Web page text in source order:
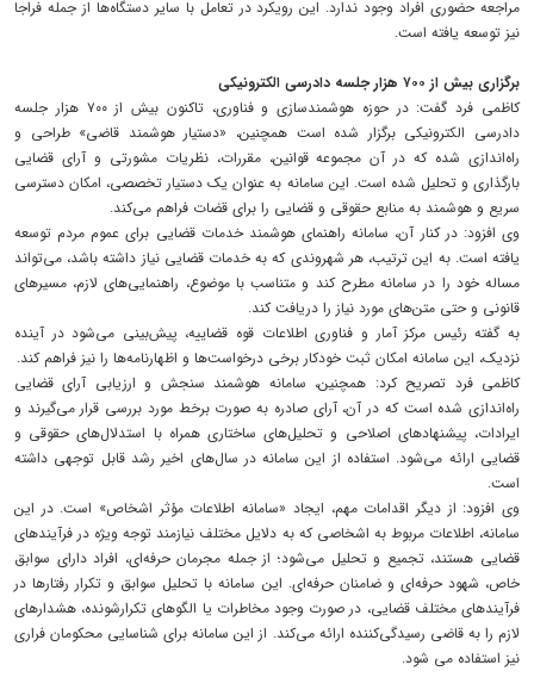
مراجعه حضوری افراد وجود ندارد. این رویکرد در تعامل با سایر دستگاه‌ها از جمله فراجا
نیز توسعه یافته است.
برگزاری بیش از ۷۰۰ هزار جلسه دادرسی الکترونیکی
کاظمی فرد گفت: در حوزه هوشمندسازی و فناوری، تاکنون بیش از ۷۰۰ هزار جلسه
دادرسی الکترونیکی برگزار شده است همچنین، «دستیار هوشمند قاضی» طراحی و
راه‌اندازی شده که در آن مجموعه قوانین، مقررات، نظریات مشورتی و آرای قضایی
بارگذاری و تحلیل شده است. این سامانه به عنوان یک دستیار تخصصی، امکان دسترسی
سریع و هوشمند به منابع حقوقی و قضایی را برای قضات فراهم می‌کند.
وی افزود: در کنار آن، سامانه راهنمای هوشمند خدمات قضایی برای عموم مردم توسعه
یافته است. به این ترتیب، هر شهروندی که به خدمات قضایی نیاز داشته باشد، می‌تواند
مساله خود را در سامانه مطرح کند و متناسب با موضوع، راهنمایی‌های لازم، مسیرهای
قانونی و حتی متن‌های مورد نیاز را دریافت کند.
به گفته رئیس مرکز آمار و فناوری اطلاعات قوه قضاییه، پیش‌بینی می‌شود در آینده
نزدیک، این سامانه امکان ثبت خودکار برخی درخواست‌ها و اظهارنامه‌ها را نیز فراهم کند.
کاظمی فرد تصریح کرد: همچنین، سامانه هوشمند سنجش و ارزیابی آرای قضایی
راه‌اندازی شده است که در آن، آرای صادره به صورت برخط مورد بررسی قرار می‌گیرند و
ایرادات، پیشنهادهای اصلاحی و تحلیل‌های ساختاری همراه با استدلال‌های حقوقی و
قضایی ارائه می‌شود. استفاده از این سامانه در سال‌های اخیر رشد قابل توجهی داشته
است.
وی افزود: از دیگر اقدامات مهم، ایجاد «سامانه اطلاعات مؤثر اشخاص» است. در این
سامانه، اطلاعات مربوط به اشخاصی که به دلایل مختلف نیازمند توجه ویژه در فرآیندهای
قضایی هستند، تجمیع و تحلیل می‌شود؛ از جمله مجرمان حرفه‌ای، افراد دارای سوابق
خاص، شهود حرفه‌ای و ضامنان حرفه‌ای. این سامانه با تحلیل سوابق و تکرار رفتارها در
فرآیندهای مختلف قضایی، در صورت وجود مخاطرات یا الگوهای تکرارشونده، هشدارهای
لازم را به قاضی رسیدگی‌کننده ارائه می‌کند. از این سامانه برای شناسایی محکومان فراری
نیز استفاده می شود.